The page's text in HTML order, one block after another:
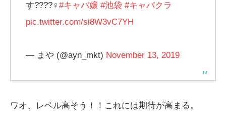
す????‍♀️ #キャバ嬢 #池袋 #キャバクラ
pic.twitter.com/si8W3vC7YH
— まや (@ayn_mkt) November 13, 2019
ワオ、レベル高そう！！これには期待が高まる。